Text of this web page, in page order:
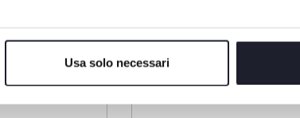
Usa solo necessari
DIE BELIEBTESTEN PRODUKTE